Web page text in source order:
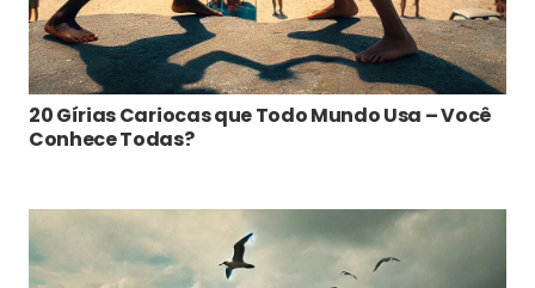
20 Gírias Cariocas que Todo Mundo Usa – Você
Conhece Todas?